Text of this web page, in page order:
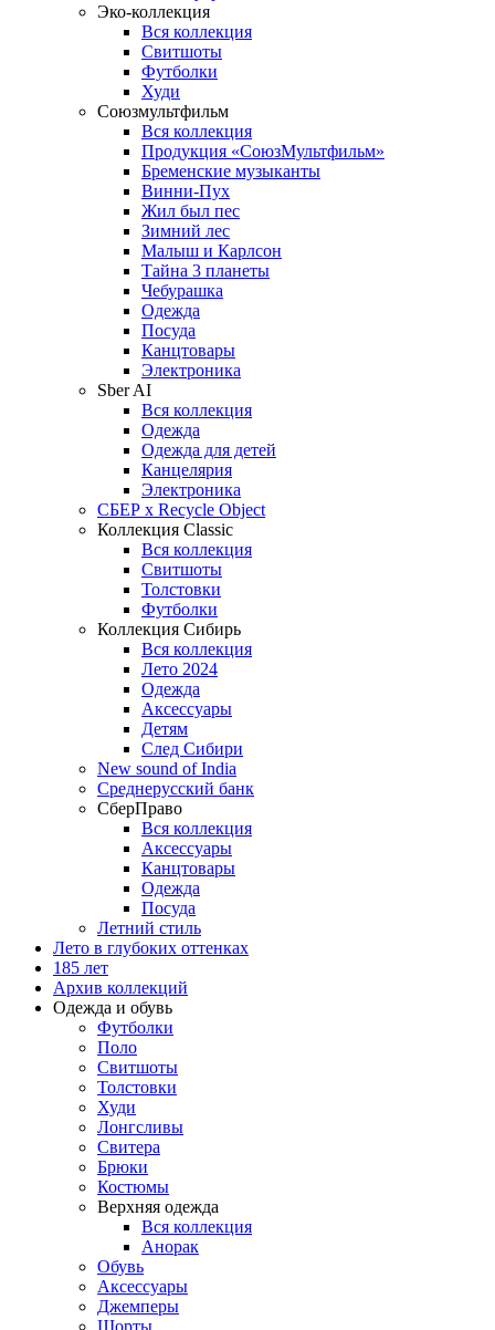
Эко-коллекция
Вся коллекция
Свитшоты
Футболки
Худи
Союзмультфильм
Вся коллекция
Продукция «СоюзМультфильм»
Бременские музыканты
Винни-Пух
Жил был пес
Зимний лес
Малыш и Карлсон
Тайна 3 планеты
Чебурашка
Одежда
Посуда
Канцтовары
Электроника
Sber AI
Вся коллекция
Одежда
Одежда для детей
Канцелярия
Электроника
СБЕР x Recycle Object
Коллекция Classic
Вся коллекция
Свитшоты
Толстовки
Футболки
Коллекция Сибирь
Вся коллекция
Лето 2024
Одежда
Аксессуары
Детям
След Сибири
New sound of India
Среднерусский банк
СберПраво
Вся коллекция
Аксессуары
Канцтовары
Одежда
Посуда
Летний стиль
Лето в глубоких оттенках
185 лет
Архив коллекций
Одежда и обувь
Футболки
Поло
Свитшоты
Толстовки
Худи
Лонгсливы
Свитера
Брюки
Костюмы
Верхняя одежда
Вся коллекция
Анорак
Обувь
Аксессуары
Джемперы
Шорты